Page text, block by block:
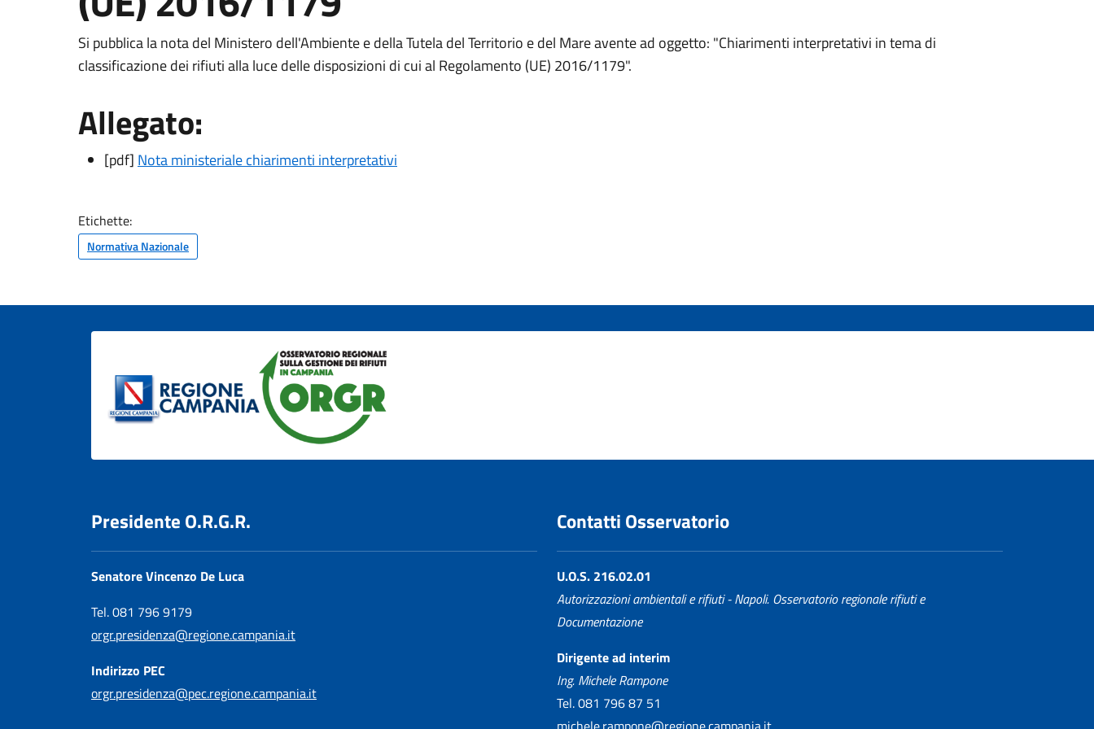
Si pubblica la nota del Ministero dell'Ambiente e della Tutela del Territorio e del Mare avente ad oggetto: "Chiarimenti interpretativi in tema di
classificazione dei rifiuti alla luce delle disposizioni di cui al Regolamento (UE) 2016/1179".
Allegato:
[pdf] Nota ministeriale chiarimenti interpretativi
Etichette:
Normativa Nazionale
Presidente O.R.G.R.
Senatore Vincenzo De Luca
Tel. 081 796 9179
orgr.presidenza@regione.campania.it
Indirizzo PEC
orgr.presidenza@pec.regione.campania.it
Contatti Osservatorio
U.O.S. 216.02.01
Autorizzazioni ambientali e rifiuti - Napoli. Osservatorio regionale rifiuti e
Documentazione
Dirigente ad interim
Ing. Michele Rampone
Tel. 081 796 87 51